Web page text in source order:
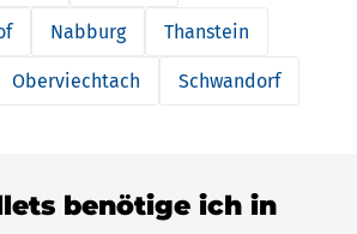
Nabburg Thanstein
Oberviechtach Schwandorf
benötige ich in